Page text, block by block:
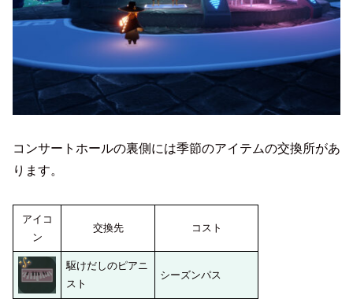
コンサートホールの裏側には季節のアイテムの交換所があ
ります。
アイコ
ン
交換先 コスト
駆けだしのピアニ
スト
シーズンパス